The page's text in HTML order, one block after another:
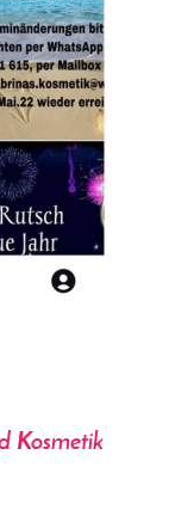
Kosmetik